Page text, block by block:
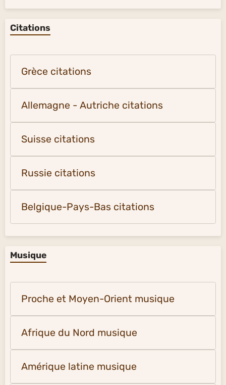
Citations
Grèce citations
Allemagne - Autriche citations
Suisse citations
Russie citations
Belgique-Pays-Bas citations
Musique
Proche et Moyen-Orient musique
Afrique du Nord musique
Amérique latine musique